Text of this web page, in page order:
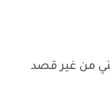
من غير قصد